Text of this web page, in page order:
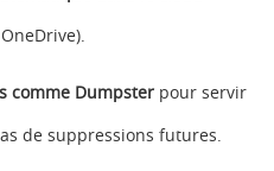
comme Dumpster pour servir
de suppressions futures.